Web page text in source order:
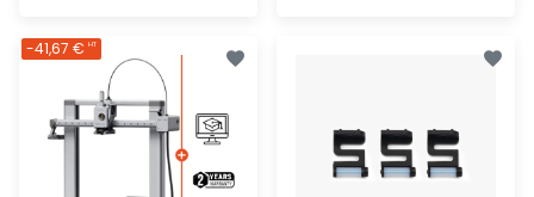
rapide
-41,67 € HT